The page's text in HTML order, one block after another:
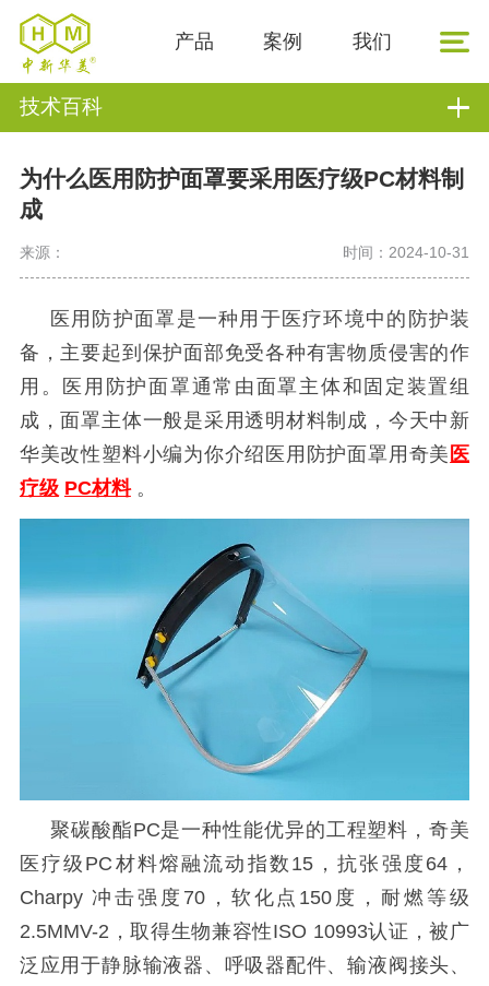
产品 案例 我们
技术百科
为什么医用防护面罩要采用医疗级PC材料制
成
来源： 时间：2024-10-31
医用防护面罩是一种用于医疗环境中的防护装
备，主要起到保护面部免受各种有害物质侵害的作
用。医用防护面罩通常由面罩主体和固定装置组
成，面罩主体一般是采用透明材料制成，今天中新
华美改性塑料小编为你介绍医用防护面罩用奇美 医
疗级 PC材料 。
聚碳酸酯PC是一种性能优异的工程塑料，奇美
医疗级PC材料熔融流动指数15，抗张强度64，
Charpy 冲击强度70，软化点150度，耐燃等级
2.5MMV-2，取得生物兼容性ISO 10993认证，被广
泛应用于静脉输液器、呼吸器配件、输液阀接头、